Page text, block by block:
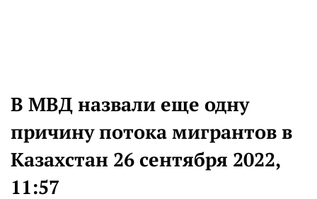
В МВД назвали еще одну
причину потока мигрантов в
Казахстан 26 сентября 2022,
11:57